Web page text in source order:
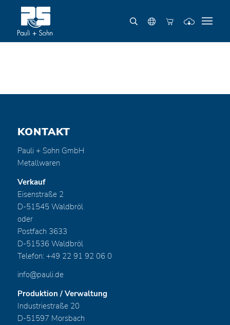
KONTAKT
Pauli + Sohn GmbH
Metallwaren
Verkauf
Eisenstraße 2
D-51545 Waldbröl
oder
Postfach 3633
D-51536 Waldbröl
Telefon: +49 22 91 92 06 0
info@pauli.de
Produktion / Verwaltung
Industriestraße 20
D-51597 Morsbach